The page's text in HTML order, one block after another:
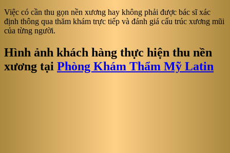
Việc có cần thu gọn nền xương hay không phải được bác sĩ xác
định thông qua thăm khám trực tiếp và đánh giá cấu trúc xương mũi
của từng người.
Hình ảnh khách hàng thực hiện thu nền
xương tại Phòng Khám Thẩm Mỹ Latin